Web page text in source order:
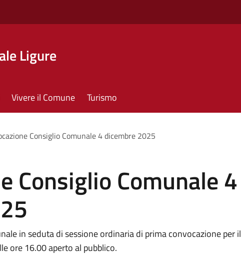
Ligure
Vivere il Comune Turismo
Consiglio Comunale 4 dicembre 2025
Consiglio Comunale 4
in seduta di sessione ordinaria di prima convocazione per il
ore 16.00 aperto al pubblico.